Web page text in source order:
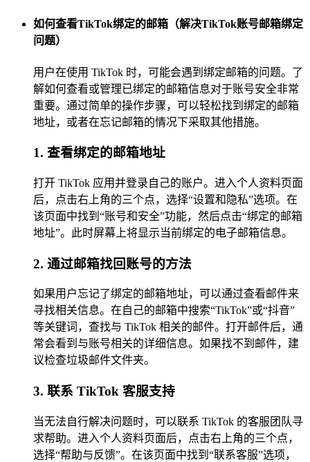
如何查看TikTok绑定的邮箱（解决TikTok账号邮箱绑定
问题）
用户在使用 TikTok 时，可能会遇到绑定邮箱的问题。了
解如何查看或管理已绑定的邮箱信息对于账号安全非常
重要。通过简单的操作步骤，可以轻松找到绑定的邮箱
地址，或者在忘记邮箱的情况下采取其他措施。
1. 查看绑定的邮箱地址
打开 TikTok 应用并登录自己的账户。进入个人资料页面
后，点击右上角的三个点，选择“设置和隐私”选项。在
该页面中找到“账号和安全”功能，然后点击“绑定的邮箱
地址”。此时屏幕上将显示当前绑定的电子邮箱信息。
2. 通过邮箱找回账号的方法
如果用户忘记了绑定的邮箱地址，可以通过查看邮件来
寻找相关信息。在自己的邮箱中搜索“TikTok”或“抖音”
等关键词，查找与 TikTok 相关的邮件。打开邮件后，通
常会看到与账号相关的详细信息。如果找不到邮件，建
议检查垃圾邮件文件夹。
3. 联系 TikTok 客服支持
当无法自行解决问题时，可以联系 TikTok 的客服团队寻
求帮助。进入个人资料页面后，点击右上角的三个点，
选择“帮助与反馈”。在该页面中找到“联系客服”选项，